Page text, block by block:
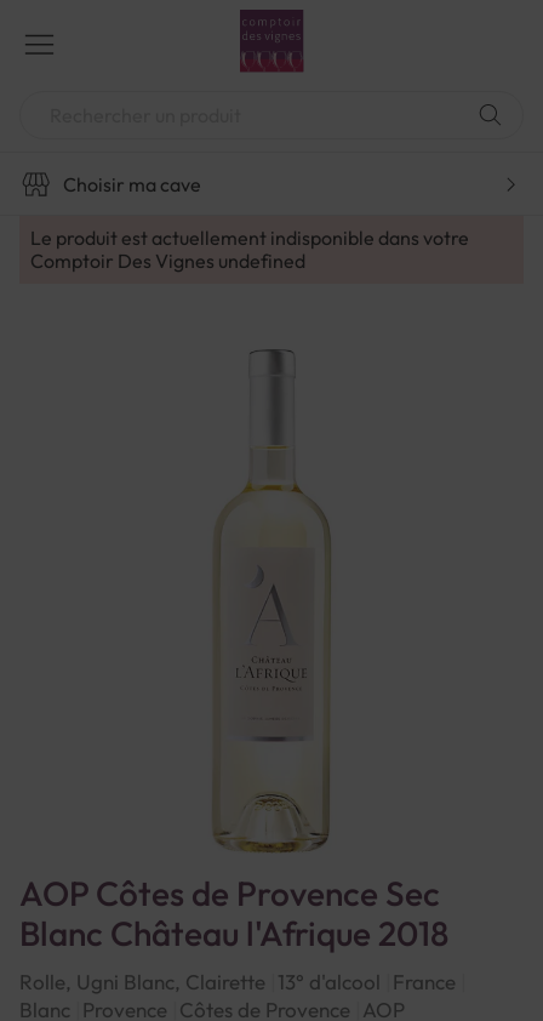
contenu
Choisir ma cave
Le produit est actuellement indisponible dans votre
Comptoir Des Vignes undefined
AOP Côtes de Provence Sec
Blanc Château l'Afrique 2018
Rolle, Ugni Blanc, Clairette 13° d'alcool
France
Blanc
Provence Côtes de Provence AOP